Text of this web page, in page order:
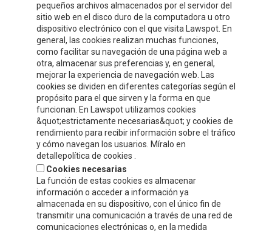
pequeños archivos almacenados por el servidor del
sitio web en el disco duro de la computadora u otro
dispositivo electrónico con el que visita Lawspot. En
general, las cookies realizan muchas funciones,
como facilitar su navegación de una página web a
otra, almacenar sus preferencias y, en general,
mejorar la experiencia de navegación web. Las
cookies se dividen en diferentes categorías según el
propósito para el que sirven y la forma en que
funcionan. En Lawspot utilizamos cookies
&quot;estrictamente necesarias&quot; y cookies de
rendimiento para recibir información sobre el tráfico
y cómo navegan los usuarios. Míralo en
detallepolítica de cookies .
Cookies necesarias
La función de estas cookies es almacenar
información o acceder a información ya
almacenada en su dispositivo, con el único fin de
transmitir una comunicación a través de una red de
comunicaciones electrónicas o, en la medida
INFORMATION DE CONTACT
Compre y Compare S.A.
Polígono Tejerías, zona sur, Calle G
Calahorra, La Rioja
+34 941 132 803
+34 941 132 512
info@celorrio.com
ZONE PRIVÉE